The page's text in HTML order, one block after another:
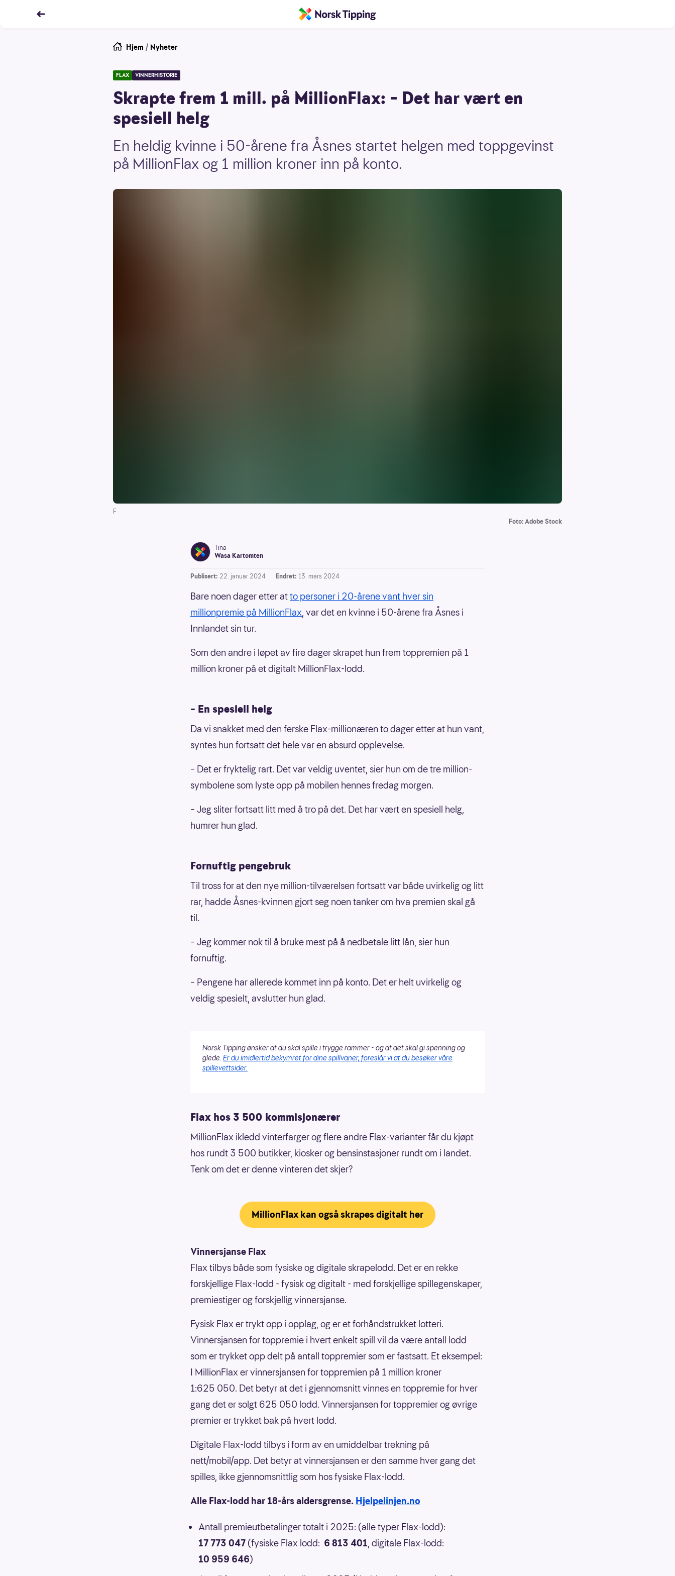
Hjem / Nyheter
FLAX VINNERHISTORIE
Skrapte frem 1 mill. på MillionFlax: – Det har vært en
spesiell helg
En heldig kvinne i 50-årene fra Åsnes startet helgen med toppgevinst
på MillionFlax og 1 million kroner inn på konto.
F
Foto: Adobe Stock
Tina
Wasa Kartomten
Publisert: 22. januar 2024 Endret: 13. mars 2024
Bare noen dager etter atto personer i 20-årene vant hver sin
millionpremie på MillionFlax, var det en kvinne i 50-årene fra Åsnes i
Innlandet sin tur.
Som den andre i løpet av fire dager skrapet hun frem toppremien på 1
million kroner på et digitalt MillionFlax-lodd.
– En spesiell helg
Da vi snakket med den ferske Flax-millionæren to dager etter at hun vant,
syntes hun fortsatt det hele var en absurd opplevelse.
– Det er fryktelig rart. Det var veldig uventet, sier hun om de tre million-
symbolene som lyste opp på mobilen hennes fredag morgen.
– Jeg sliter fortsatt litt med å tro på det. Det har vært en spesiell helg,
humrer hun glad.
Fornuftig pengebruk
Til tross for at den nye million-tilværelsen fortsatt var både uvirkelig og litt
rar, hadde Åsnes-kvinnen gjort seg noen tanker om hva premien skal gå
til.
– Jeg kommer nok til å bruke mest på å nedbetale litt lån, sier hun
fornuftig.
– Pengene har allerede kommet inn på konto. Det er helt uvirkelig og
veldig spesielt, avslutter hun glad.
Norsk Tipping ønsker at du skal spille i trygge rammer - og at det skal gi spenning og
glede. Er du imidlertid bekymret for dine spillvaner, foreslår vi at du besøker våre
spillevettsider.
Flax hos 3 500 kommisjonærer
MillionFlax ikledd vinterfarger og flere andre Flax-varianter får du kjøpt
hos rundt 3 500 butikker, kiosker og bensinstasjoner rundt om i landet.
Tenk om det er denne vinteren det skjer?
MillionFlax kan også skrapes digitalt her
Vinnersjanse Flax
Flax tilbys både som fysiske og digitale skrapelodd. Det er en rekke
forskjellige Flax-lodd - fysisk og digitalt - med forskjellige spillegenskaper,
premiestiger og forskjellig vinnersjanse.
Fysisk Flax er trykt opp i opplag, og er et forhåndstrukket lotteri.
Vinnersjansen for toppremie i hvert enkelt spill vil da være antall lodd
som er trykket opp delt på antall toppremier som er fastsatt. Et eksempel:
I MillionFlax er vinnersjansen for toppremien på 1 million kroner
1:625 050. Det betyr at det i gjennomsnitt vinnes en toppremie for hver
gang det er solgt 625 050 lodd. Vinnersjansen for toppremier og øvrige
premier er trykket bak på hvert lodd.
Digitale Flax-lodd tilbys i form av en umiddelbar trekning på
nett/mobil/app. Det betyr at vinnersjansen er den samme hver gang det
spilles, ikke gjennomsnittlig som hos fysiske Flax-lodd.
Alle Flax-lodd har 18-års aldersgrense. Hjelpelinjen.no
Antall premieutbetalinger totalt i 2025: (alle typer Flax-lodd):
17 773 047 (fysiske Flax lodd: 6 813 401, digitale Flax-lodd:
10 959 646)